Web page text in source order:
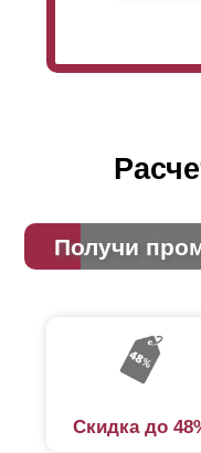
Получи
Скидка до